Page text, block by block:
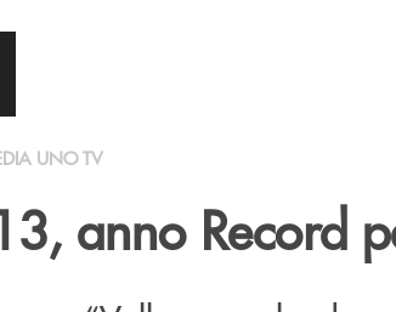
UNO TV
anno Record